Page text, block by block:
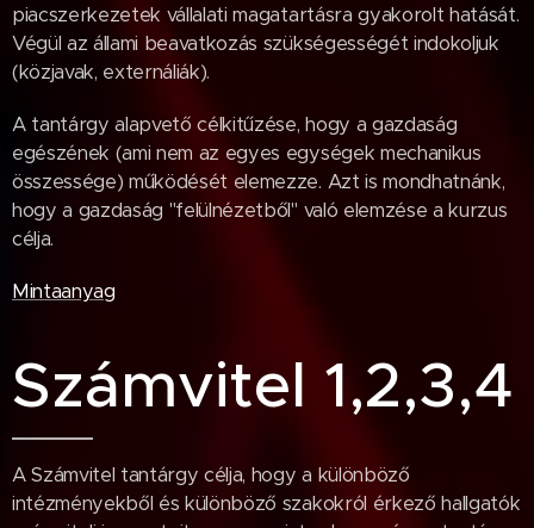
piacszerkezetek vállalati magatartásra gyakorolt hatását.
Végül az állami beavatkozás szükségességét indokoljuk
(közjavak, externáliák).
A tantárgy alapvető célkitűzése, hogy a gazdaság
egészének (ami nem az egyes egységek mechanikus
összessége) működését elemezze. Azt is mondhatnánk,
hogy a gazdaság "felülnézetből" való elemzése a kurzus
célja.
Mintaanyag
Számvitel 1,2,3,4
A Számvitel tantárgy célja, hogy a különböző
intézményekből és különböző szakokról érkező hallgatók